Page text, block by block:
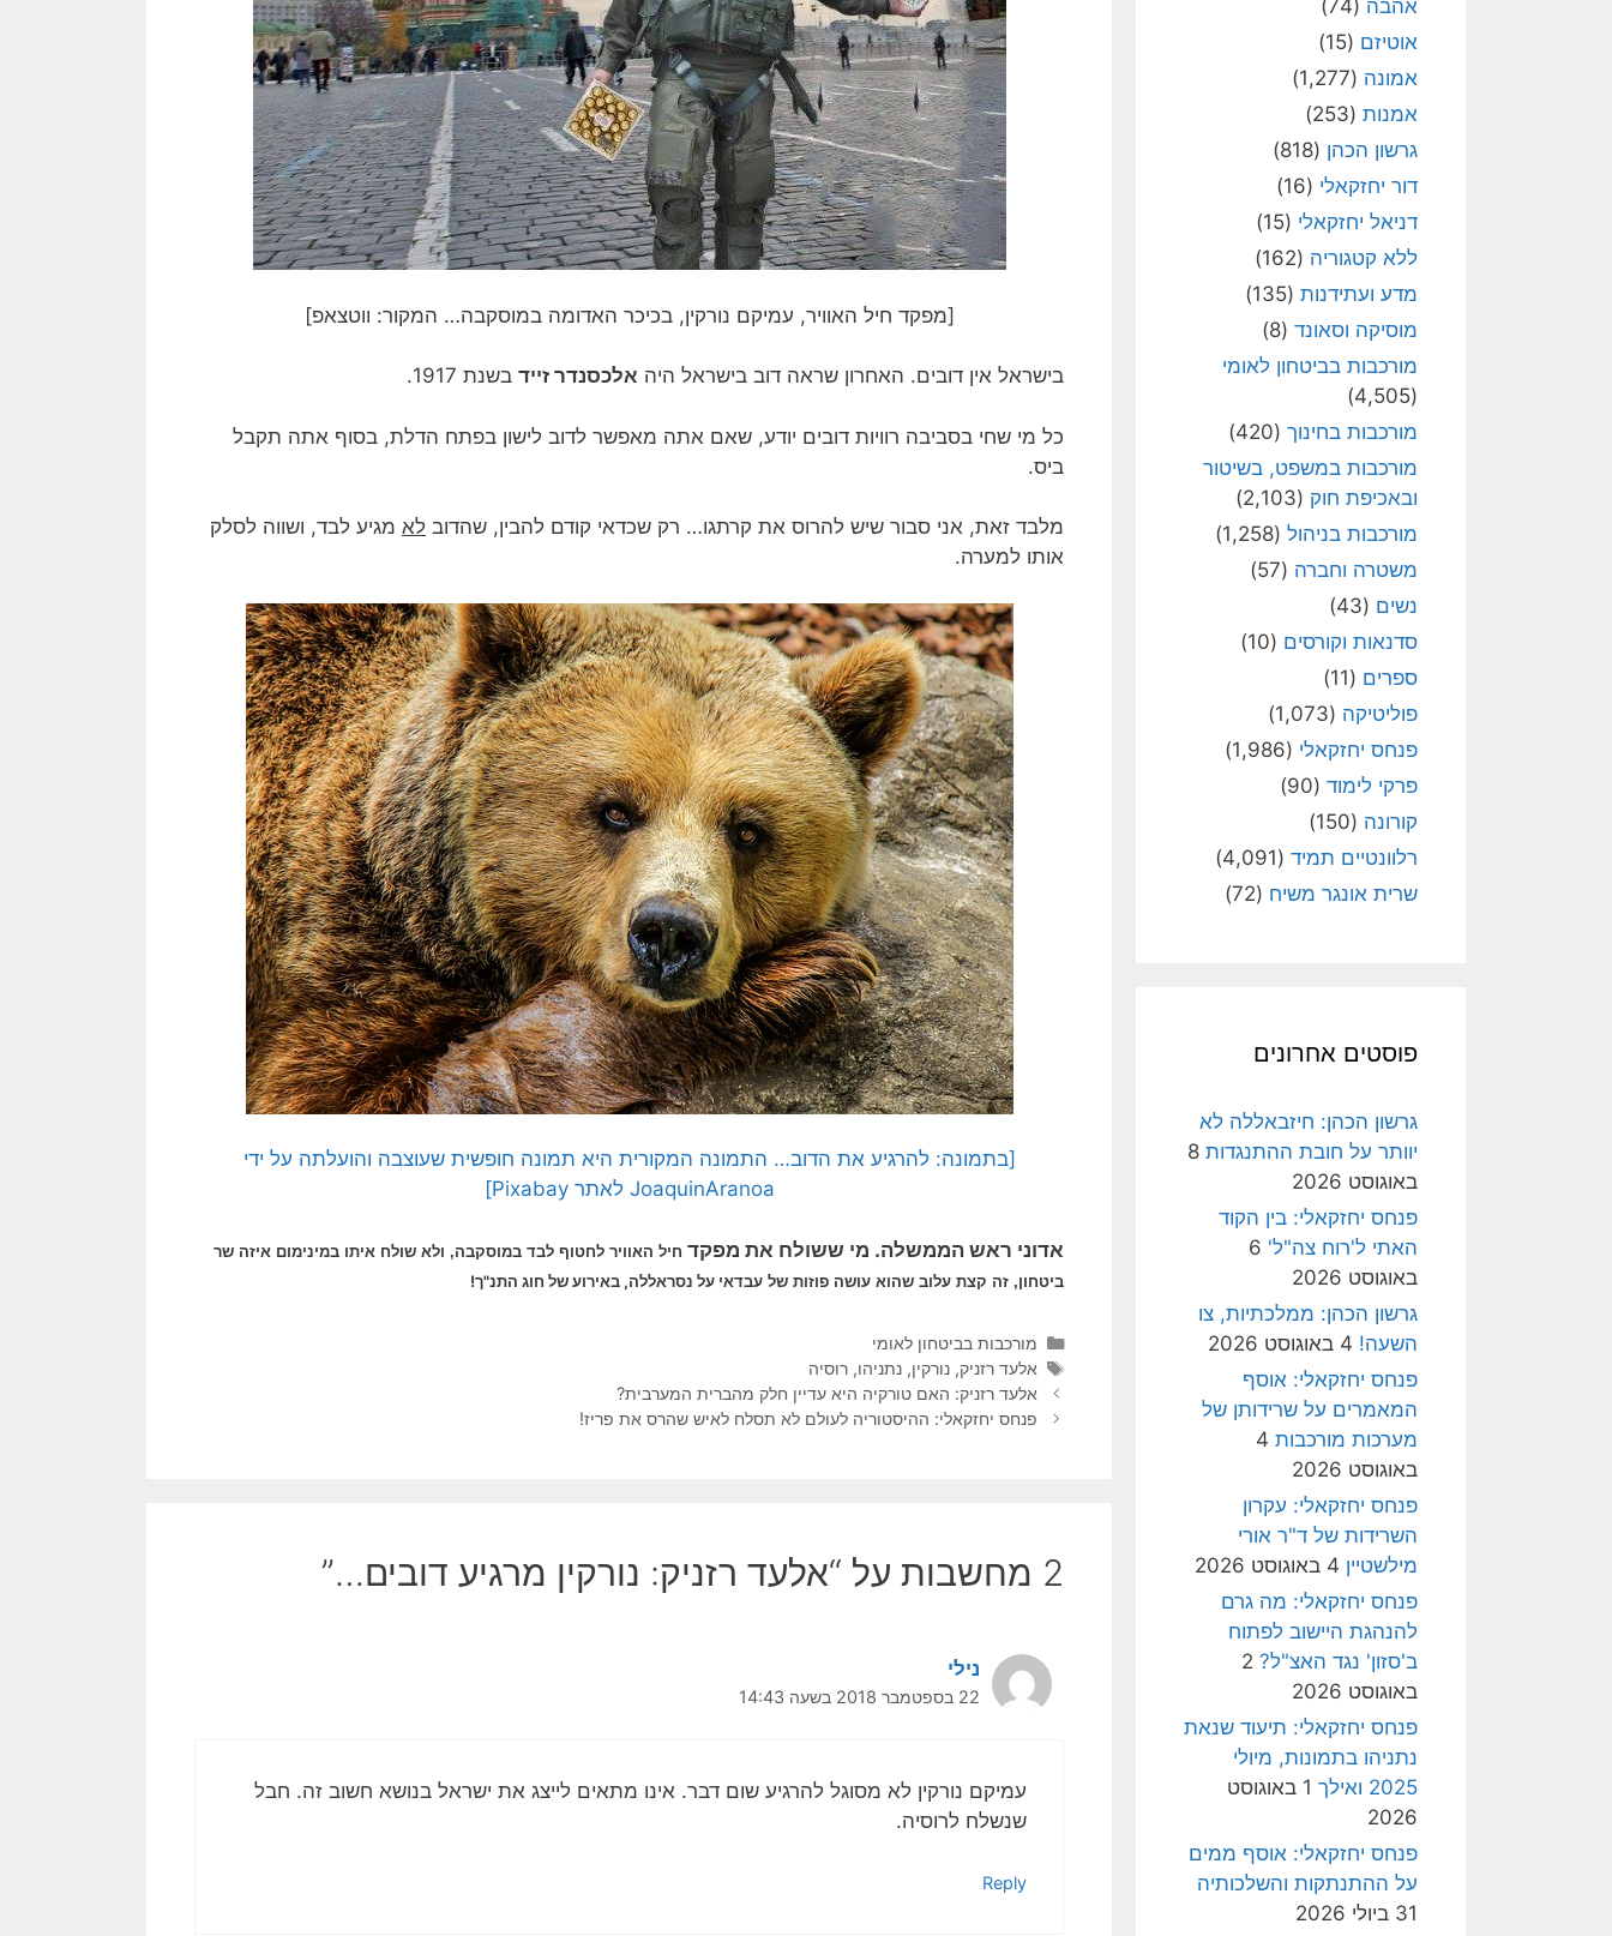
[מפקד חיל האוויר, עמיקם נורקין, בכיכר האדומה במוסקבה… המקור: ווטצאפ]
בישראל אין דובים. האחרון שראה דוב בישראל היה אלכסנדר זייד בשנת 1917.
כל מי שחי בסביבה רוויות דובים יודע, שאם אתה מאפשר לדוב לישון בפתח הדלת, בסוף אתה תקבל
ביס.
מלבד זאת, אני סבור שיש להרוס את קרתגו… רק שכדאי קודם להבין, שהדוב לא מגיע לבד, ושווה לסלק
אותו למערה.
[בתמונה: להרגיע את הדוב… התמונה המקורית היא תמונה חופשית שעוצבה והועלתה על ידי
JoaquinAranoa לאתר Pixabay]
אדוני ראש הממשלה. מי ששולח את מפקד חיל האוויר לחטוף לבד במוסקבה, ולא שולח איתו במינימום איזה שר
ביטחון, זה קצת עלוב שהוא עושה פוזות של עבדאי על נסראללה, באירוע של חוג התנ"ך!
קטגוריות
מורכבות בביטחון לאומי
תגיות
אלעד רזניק, נורקין, נתניהו, רוסיה
אלעד רזניק: האם טורקיה היא עדיין חלק מהברית המערבית?
פנחס יחזקאלי: ההיסטוריה לעולם לא תסלח לאיש שהרס את פריז!
2 מחשבות על “אלעד רזניק: נורקין מרגיע דובים…”
נילי
22 בספטמבר 2018 בשעה 14:43
עמיקם נורקין לא מסוגל להרגיע שום דבר. אינו מתאים לייצג את ישראל בנושא חשוב זה. חבל
שנשלח לרוסיה.
Reply
אהבה (74)
אוטיזם (15)
אמונה (1,277)
אמנות (253)
גרשון הכהן (818)
דור יחזקאלי (16)
דניאל יחזקאלי (15)
ללא קטגוריה (162)
מדע ועתידנות (135)
מוסיקה וסאונד (8)
מורכבות בביטחון לאומי
(4,505)
מורכבות בחינוך (420)
מורכבות במשפט, בשיטור
ובאכיפת חוק (2,103)
מורכבות בניהול (1,258)
משטרה וחברה (57)
נשים (43)
סדנאות וקורסים (10)
ספרים (11)
פוליטיקה (1,073)
פנחס יחזקאלי (1,986)
פרקי לימוד (90)
קורונה (150)
רלוונטיים תמיד (4,091)
שרית אונגר משיח (72)
פוסטים אחרונים
גרשון הכהן: חיזבאללה לא
יוותר על חובת ההתנגדות 8
באוגוסט 2026
פנחס יחזקאלי: בין הקוד
האתי ל'רוח צה"ל' 6
באוגוסט 2026
גרשון הכהן: ממלכתיות, צו
השעה! 4 באוגוסט 2026
פנחס יחזקאלי: אוסף
המאמרים על שרידותן של
מערכות מורכבות 4
באוגוסט 2026
פנחס יחזקאלי: עקרון
השרידות של ד"ר אורי
מילשטיין 4 באוגוסט 2026
פנחס יחזקאלי: מה גרם
להנהגת היישוב לפתוח
ב'סזון' נגד האצ"ל? 2
באוגוסט 2026
פנחס יחזקאלי: תיעוד שנאת
נתניהו בתמונות, מיולי
2025 ואילך
1 באוגוסט
2026
פנחס יחזקאלי: אוסף ממים
על ההתנתקות והשלכותיה
31 ביולי 2026